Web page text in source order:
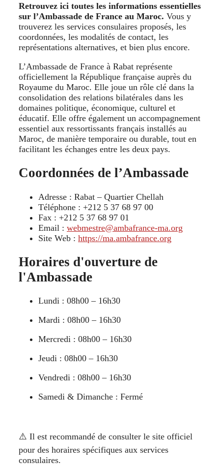
Retrouvez ici toutes les informations essentielles
sur l’Ambassade de France au Maroc. Vous y
trouverez les services consulaires proposés, les
coordonnées, les modalités de contact, les
représentations alternatives, et bien plus encore.
L’Ambassade de France à Rabat représente
officiellement la République française auprès du
Royaume du Maroc. Elle joue un rôle clé dans la
consolidation des relations bilatérales dans les
domaines politique, économique, culturel et
éducatif. Elle offre également un accompagnement
essentiel aux ressortissants français installés au
Maroc, de manière temporaire ou durable, tout en
facilitant les échanges entre les deux pays.
Coordonnées de l’Ambassade
Adresse : Rabat – Quartier Chellah
Téléphone : +212 5 37 68 97 00
Fax : +212 5 37 68 97 01
Email : webmestre@ambafrance-ma.org
Site Web : https://ma.ambafrance.org
Horaires d'ouverture de
l'Ambassade
Lundi : 08h00 – 16h30
Mardi : 08h00 – 16h30
Mercredi : 08h00 – 16h30
Jeudi : 08h00 – 16h30
Vendredi : 08h00 – 16h30
Samedi & Dimanche : Fermé
⚠️ Il est recommandé de consulter le site officiel
pour des horaires spécifiques aux services
consulaires.